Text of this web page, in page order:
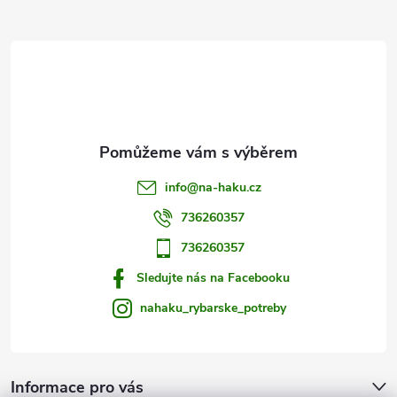
Informace pro vás
info@na-haku.cz
736260357
736260357
Sledujte nás na Facebooku
nahaku_rybarske_potreby